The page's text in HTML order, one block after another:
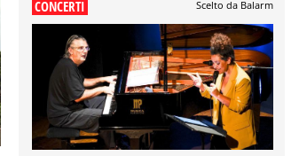
CONCERTI Scelto da Balarm